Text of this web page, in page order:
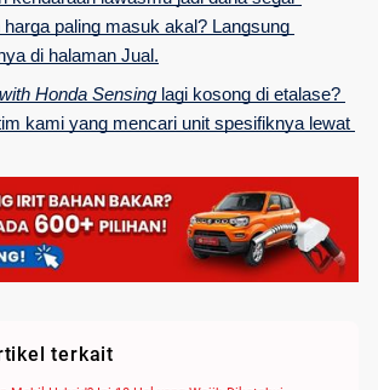
paling masuk akal? Langsung
di halaman Jual.
Honda Sensing lagi kosong di etalase?
kami yang mencari unit spesifiknya lewat
terkait